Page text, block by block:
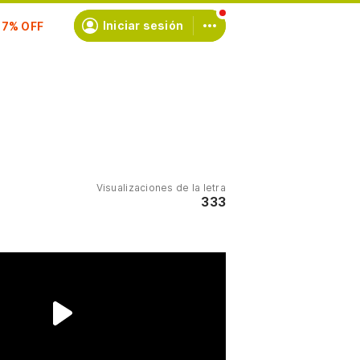
Iniciar sesión
Visualizaciones de la letra
333